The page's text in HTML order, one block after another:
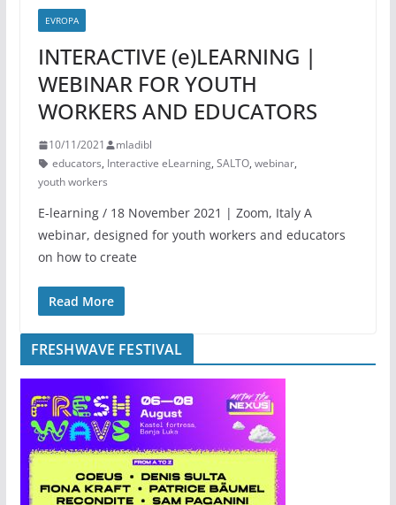
EVROPA
INTERACTIVE (e)LEARNING |
WEBINAR FOR YOUTH
WORKERS AND EDUCATORS
10/11/2021
mladibl
educators, Interactive eLearning, SALTO, webinar,
youth workers
E-learning / 18 November 2021 | Zoom, Italy A
webinar, designed for youth workers and educators
on how to create
Read More
FRESHWAVE FESTIVAL